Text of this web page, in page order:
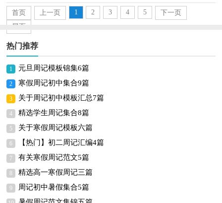
写周记头疼，下面是小编精心整理的高中周记8篇，欢...
首页 上一页 1 2 3 4 5
下一页
尾页
热门推荐
1 元旦周记模板锦集6篇
2 寒假周记初中集合9篇
3 关于周记初中模板汇总7篇
4 精选学生周记集合8篇
5 关于寒假周记模板六篇
6 【热门】初二周记汇编4篇
7 有关寒假周记范文5篇
8 精选高一寒假周记三篇
9 周记初中暑假集合5篇